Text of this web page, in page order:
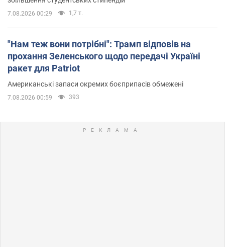
7.08.2026 00:29 1,7 т.
"Нам теж вони потрібні": Трамп відповів на
прохання Зеленського щодо передачі Україні
ракет для Patriot
Американські запаси окремих боєприпасів обмежені
7.08.2026 00:59 393